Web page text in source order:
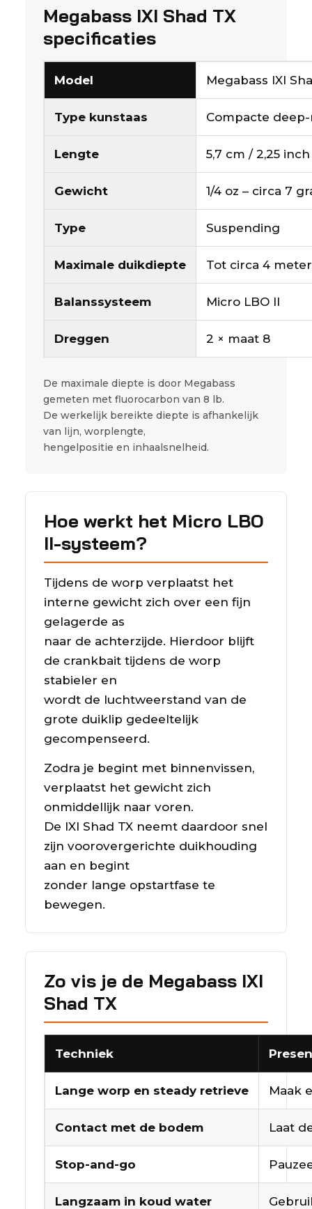
Megabass IXI Shad TX
specificaties
Model Megabass IXI
Type kunstaas Compacte
Lengte 5,7 cm / 2,25 inch
Gewicht 1/4 oz – circa 7
Type Suspending
Maximale duikdiepte Tot circa 4 meter
Balanssysteem Micro LBO II
Dreggen 2 × maat 8
De maximale diepte is door Megabass
gemeten met fluorocarbon van 8 lb.
De werkelijk bereikte diepte is afhankelijk
van lijn, worplengte,
hengelpositie en inhaalsnelheid.
Hoe werkt het Micro LBO
II-systeem?
Tijdens de worp verplaatst het
interne gewicht zich over een fijn
gelagerde as
naar de achterzijde. Hierdoor blijft
de crankbait tijdens de worp
stabieler en
wordt de luchtweerstand van de
grote duiklip gedeeltelijk
gecompenseerd.
Zodra je begint met binnenvissen,
verplaatst het gewicht zich
onmiddellijk naar voren.
De IXI Shad TX neemt daardoor snel
zijn voorovergerichte duikhouding
aan en begint
zonder lange opstartfase te
bewegen.
Zo vis je de Megabass IXI
Shad TX
Techniek
Lange worp en steady retrieve Maak
Contact met de bodem Laat
Stop-and-go
Langzaam in koud water